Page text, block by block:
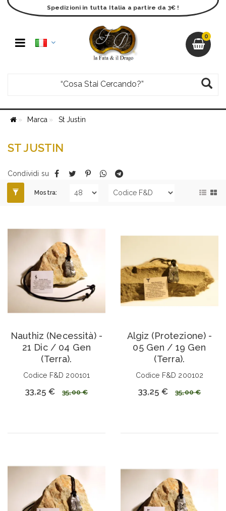
0
Spedizioni in tutta Italia a partire da 3€ !
Marca St Justin
ST JUSTIN
Condividi su
Mostra:
Nauthiz (Necessità) -
21 Dic / 04 Gen
(Terra).
Codice F&D 200101
33,25 € 35,00 €
Algiz (Protezione) -
05 Gen / 19 Gen
(Terra).
Codice F&D 200102
33,25 € 35,00 €